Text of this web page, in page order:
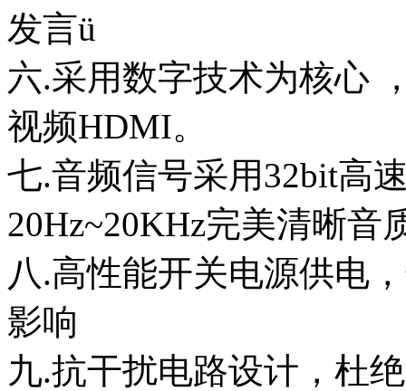
发言ü
六.采用数字技术为核心
视频HDMI。
七.音频信号采用32bit高
20Hz~20KHz完美清晰音
八.高性能开关电源供电
影响
九.抗干扰电路设计，杜